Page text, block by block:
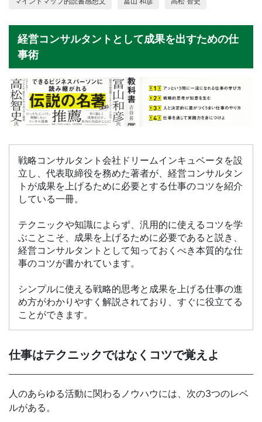
経営コンサルタントとして成果を出すための仕
事術
戦略コンサルタント会社ドリームインキュベータを設
立し、代表取締役を務めた著者が、経営コンサルタン
トが成果を上げるために必要とする仕事のコツを紹介
している一冊。
テクニックや知識によらず、汎用的に使えるコツを学
ぶことこそ、成果を上げるために必要であると説き、
経営コンサルタントとして知っておくべき本質的な仕
事のコツが書かれています。
シンプルに使える戦略的思考と成果を上げる仕事の進
め方がわかりやすく解説されており、すぐに役立てる
ことができます。
仕事はテクニックではなくコツで覚えよ
人のあらゆる活動に関わるノウハウには、次の3つのレベ
ルがある。